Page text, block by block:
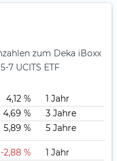
zum Deka iBoxx
7 UCITS ETF
4,12 %
1 Jahr
4,69 %
3 Jahre
5,89 %
5 Jahre
-2,88 %
1 Jahr